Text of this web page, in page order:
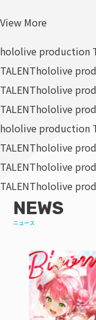
View More
hololive production
TALENThololive
TALENThololive
TALENThololive
hololive production
TALENThololive
TALENThololive
TALENThololive
NEWS
ニュース